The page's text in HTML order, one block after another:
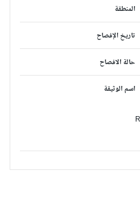
المنطقة
تاريخ الإفصاح
حالة الافصاح
اسم الوثيقة